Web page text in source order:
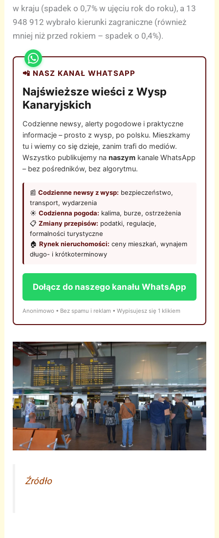
w kraju (spadek o 0,7% w ujęciu rok do roku), a 13
948 912 wybrało kierunki zagraniczne (również
mniej niż przed rokiem – spadek o 0,4%).
📲 NASZ KANAŁ WHATSAPP
Najświeższe wieści z Wysp
Kanaryjskich
Codzienne newsy, alerty pogodowe i praktyczne
informacje – prosto z wysp, po polsku. Mieszkamy
tu i wiemy co się dzieje, zanim trafi do mediów.
Wszystko publikujemy nanaszym kanale WhatsApp
– bez pośredników, bez algorytmu.
📰Codzienne newsy z wysp: bezpieczeństwo,
transport, wydarzenia
☀️Codzienna pogoda: kalima, burze, ostrzeżenia
📋Zmiany przepisów: podatki, regulacje,
formalności turystyczne
🏠Rynek nieruchomości: ceny mieszkań, wynajem
długo- i krótkoterminowy
Dołącz do naszego kanału WhatsApp
Anonimowo • Bez spamu i reklam • Wypisujesz się 1 klikiem
Źródło